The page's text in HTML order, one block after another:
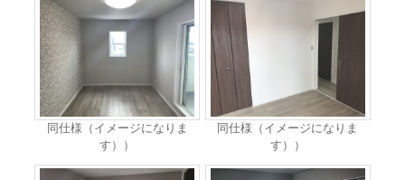
同仕様（イメージになりま
す））
同仕様（イメージになりま
す））